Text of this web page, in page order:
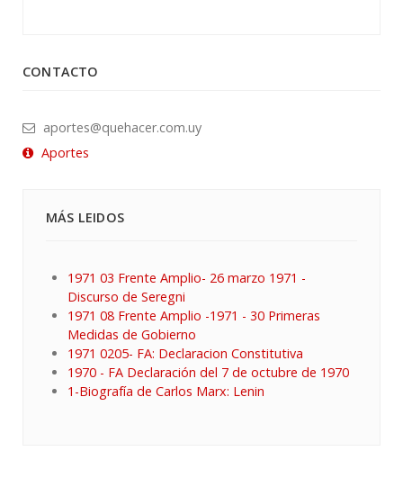
CONTACTO
aportes@quehacer.com.uy
Aportes
MÁS LEIDOS
1971 03 Frente Amplio- 26 marzo 1971 -
Discurso de Seregni
1971 08 Frente Amplio -1971 - 30 Primeras
Medidas de Gobierno
1971 0205- FA: Declaracion Constitutiva
1970 - FA Declaración del 7 de octubre de 1970
1-Biografía de Carlos Marx: Lenin